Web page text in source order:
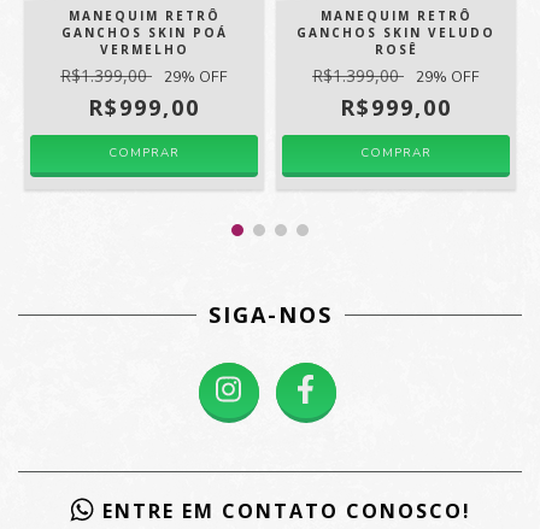
MANEQUIM RETRÔ
GANCHOS SKIN POÁ
VERMELHO
R$1.399,00 29% OFF
R$999,00
COMPRAR
MANEQUIM RETRÔ
GANCHOS SKIN VELUDO
ROSÊ
R$1.399,00 29% OFF
R$999,00
COMPRAR
SIGA-NOS
ENTRE EM CONTATO CONOSCO!